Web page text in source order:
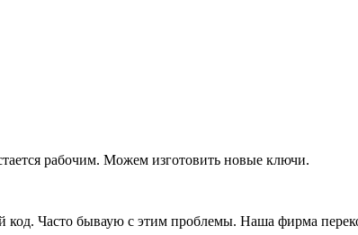
рабочим. Можем изготовить новые ключи.
Часто бываую с этим проблемы. Наша фирма